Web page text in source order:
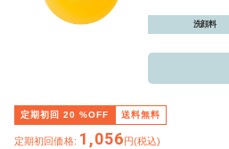
洗顔料
定期初回 20 %OFF 送料無料
定期初回価格: 1,056円(税込)